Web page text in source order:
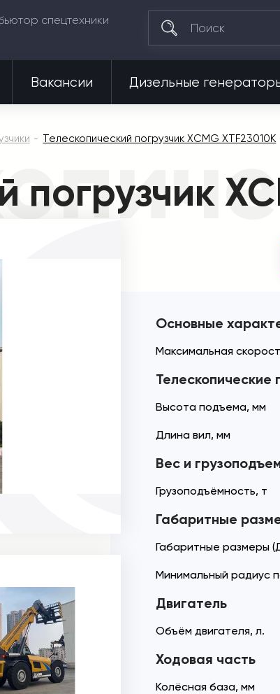
спецтехники
Вакансии Дизельные
Телескопический погрузчик XCMG XTF23010K
погрузчик
Основные
Максимальная
Телескопические
Высота подъема, мм
Длина вил, мм
Вес и
Грузоподъёмность, т
Габаритные
Габаритные размеры
Минимальный радиус
Двигатель
Объём двигателя, л.
Ходовая часть
Колёсная база, мм